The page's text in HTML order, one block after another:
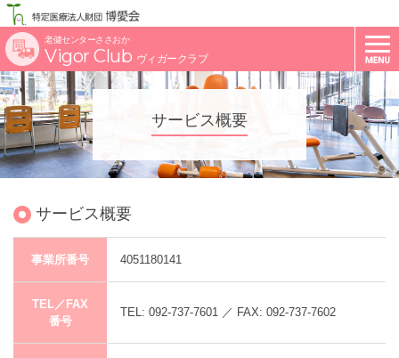
老健センターささおか
Vigor Club ヴィガークラブ
サービス概要
サービス概要
事業所番号 4051180141
TEL／FAX
番号
TEL: 092-737-7601 ／ FAX: 092-737-7602